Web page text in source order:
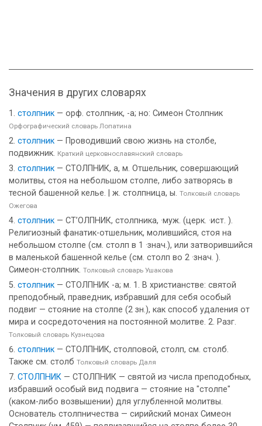
Значения в других словарях
столпник — орф. столпник, -а; но: Симеон Столпник
Орфографический словарь Лопатина
столпник — Проводивший свою жизнь на столбе,
подвижник. Краткий церковнославянский словарь
столпник — СТОЛПНИК, а, м. Отшельник, совершающий
молитвы, стоя на небольшом столпе, либо затворясь в
тесной башенной келье. | ж. столпница, ы. Толковый словарь
Ожегова
столпник — СТ’ОЛПНИК, столпника, ·муж. (церк. ·ист. ).
Религиозный фанатик-отшельник, молившийся, стоя на
небольшом столпе (см. столп в 1 ·знач.), или затворившийся
в маленькой башенной келье (см. столп во 2 ·знач. ).
Симеон-столпник. Толковый словарь Ушакова
столпник — СТОЛПНИК -а; м. 1. В христианстве: святой
преподобный, праведник, избравший для себя особый
подвиг — стояние на столпе (2 зн.), как способ удаления от
мира и сосредоточения на постоянной молитве. 2. Разг.
Толковый словарь Кузнецова
столпник — СТОЛПНИК, столповой, столп, см. столб.
Также см. столб Толковый словарь Даля
СТОЛПНИК — СТОЛПНИК — святой из числа преподобных,
избравший особый вид подвига — стояние на "столпе"
(каком-либо возвышении) для углубленной молитвы.
Основатель столпничества — сирийский монах Симеон